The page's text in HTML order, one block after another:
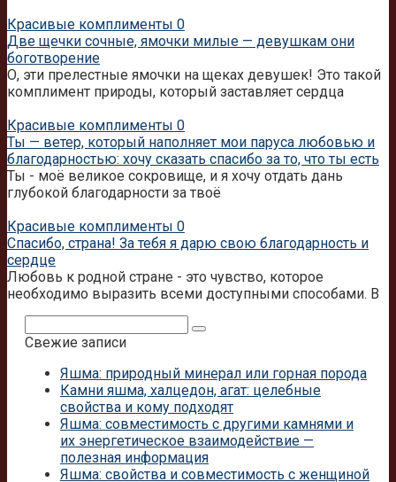
Красивые комплименты 0
Две щечки сочные, ямочки милые — девушкам они
боготворение
О, эти прелестные ямочки на щеках девушек! Это такой
комплимент природы, который заставляет сердца
Красивые комплименты 0
Ты — ветер, который наполняет мои паруса любовью и
благодарностью: хочу сказать спасибо за то, что ты есть
Ты - моё великое сокровище, и я хочу отдать дань
глубокой благодарности за твоё
Красивые комплименты 0
Спасибо, страна! За тебя я дарю свою благодарность и
сердце
Любовь к родной стране - это чувство, которое
необходимо выразить всеми доступными способами. В
Свежие записи
Яшма: природный минерал или горная порода
Камни яшма, халцедон, агат: целебные
свойства и кому подходят
Яшма: совместимость с другими камнями и
их энергетическое взаимодействие —
полезная информация
Яшма: свойства и совместимость с женщиной